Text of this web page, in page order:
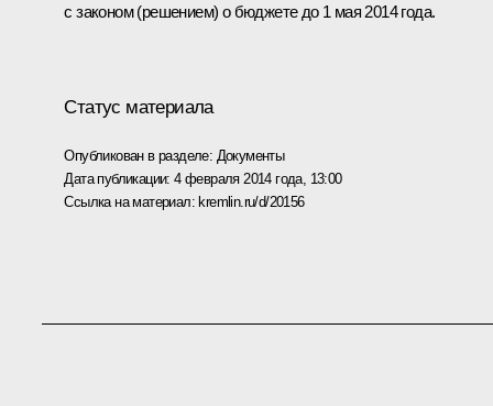
с законом (решением) о бюджете до 1 мая 2014 года.
Статус материала
Опубликован в разделе: Документы
Дата публикации:4 февраля 2014 года, 13:00
Ссылка на материал: kremlin.ru/d/20156